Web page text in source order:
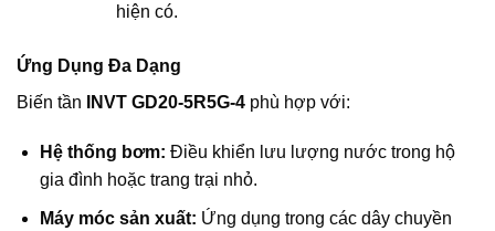
hiện có.
Ứng Dụng Đa Dạng
Biến tần
INVT GD20-5R5G-4 phù hợp với:
Hệ thống bơm: Điều khiển lưu lượng nước trong hộ
gia đình hoặc trang trại nhỏ.
Máy móc sản xuất: Ứng dụng trong các dây chuyền